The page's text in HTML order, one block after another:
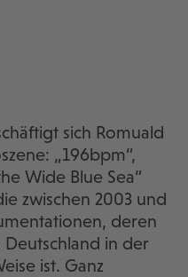
sich Romuald
„196bpm“,
Wide Blue Sea“
zwischen 2003 und
deren
Deutschland in der
ist. Ganz